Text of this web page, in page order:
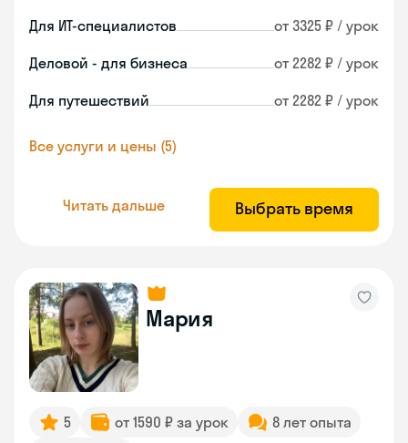
Для ИТ-специалистов от 3325 ₽ / урок
Деловой - для бизнеса от 2282 ₽ / урок
Для путешествий от 2282 ₽ / урок
Все услуги и цены (5)
Читать дальше Выбрать время
Мария
5 от 1590 ₽ за урок
8 лет опыта